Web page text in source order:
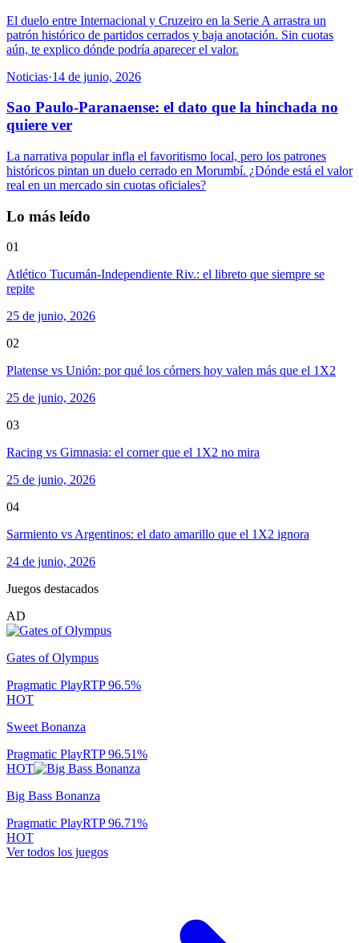
El duelo entre Internacional y Cruzeiro en la Serie A arrastra un
patrón histórico de partidos cerrados y baja anotación. Sin cuotas
aún, te explico dónde podría aparecer el valor.
Noticias·14 de junio, 2026
Sao Paulo-Paranaense: el dato que la hinchada no
quiere ver
La narrativa popular infla el favoritismo local, pero los patrones
históricos pintan un duelo cerrado en Morumbí. ¿Dónde está el valor
real en un mercado sin cuotas oficiales?
Lo más leído
01
Atlético Tucumán-Independiente Riv.: el libreto que siempre se
repite
25 de junio, 2026
02
Platense vs Unión: por qué los córners hoy valen más que el 1X2
25 de junio, 2026
03
Racing vs Gimnasia: el corner que el 1X2 no mira
25 de junio, 2026
04
Sarmiento vs Argentinos: el dato amarillo que el 1X2 ignora
24 de junio, 2026
Juegos destacados
AD
Gates of Olympus
Pragmatic PlayRTP96.5%
HOT
Sweet Bonanza
Pragmatic PlayRTP96.51%
HOT
Big Bass Bonanza
Pragmatic PlayRTP96.71%
HOT
Ver todos los juegos